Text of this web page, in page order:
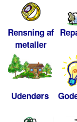
Rensning af
metaller
Udendørs